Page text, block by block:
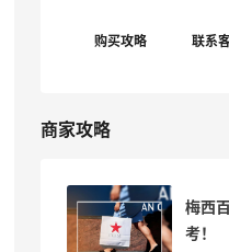
商家攻略
梅西
考！